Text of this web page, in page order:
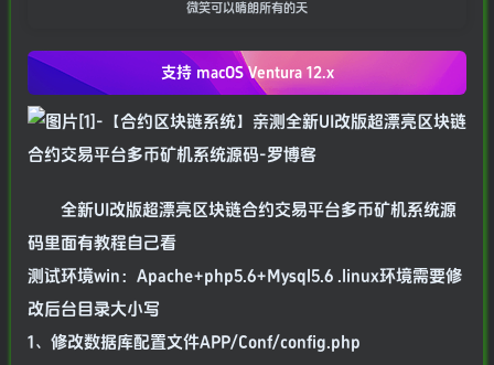
微笑可以晴朗所有的天
支持 macOSVentura 12.x
全新UI改版超漂亮区块链合约交易平台多币矿机系统源
码里面有教程自己看
测试环境win：Apache+php5.6+Mysql5.6 .linux环境需要修
改后台目录大小写
1、修改数据库配置文件APP/Conf/config.php